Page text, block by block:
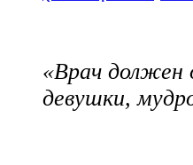
«Врач должен
девушки,